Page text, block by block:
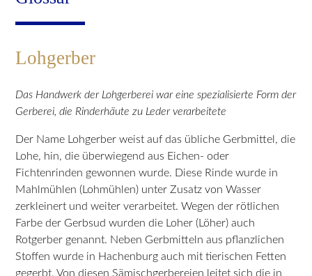
Lohgerber
Das Handwerk der Lohgerberei war eine spezialisierte Form der
Gerberei, die Rinderhäute zu Leder verarbeitete
Der Name Lohgerber weist auf das übliche Gerbmittel, die
Lohe, hin, die überwiegend aus Eichen- oder
Fichtenrinden gewonnen wurde. Diese Rinde wurde in
Mahlmühlen (Lohmühlen) unter Zusatz von Wasser
zerkleinert und weiter verarbeitet. Wegen der rötlichen
Farbe der Gerbsud wurden die Loher (Löher) auch
Rotgerber genannt. Neben Gerbmitteln aus pflanzlichen
Stoffen wurde in Hachenburg auch mit tierischen Fetten
gegerbt. Von diesen Sämischgerbereien leitet sich die in